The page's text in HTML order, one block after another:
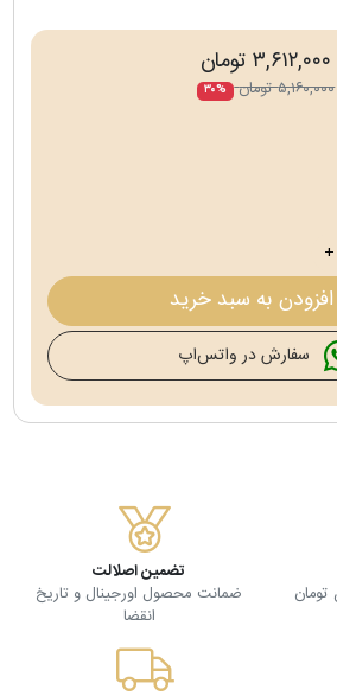
۳,۶۱۲,۰۰۰ تومان
۵,۱۶۰,۰۰۰ تومان ۳۰%
+
افزودن به سبد خرید
سفارش در واتس‌اپ
تضمین اصلالت
ضمانت محصول اورجینال و تاریخ
انقضا